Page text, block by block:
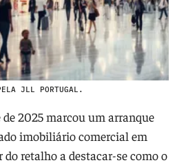
JLL PORTUGAL.
2025 marcou um arranque
imobiliário comercial em
do retalho a destacar-se como o